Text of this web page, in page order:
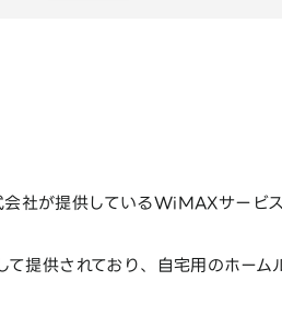
社が提供しているWiMAXサービス
供されており、自宅用のホーム